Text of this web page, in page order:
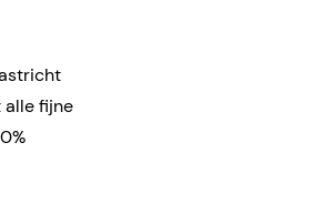
alle fijne